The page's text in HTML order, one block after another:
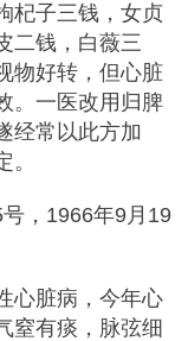
杞子三钱，女贞
二钱，白薇三
物好转，但心脏
。一医改用归脾
经常以此方加
，1966年9月19
心脏病，今年心
窒有痰，脉弦细